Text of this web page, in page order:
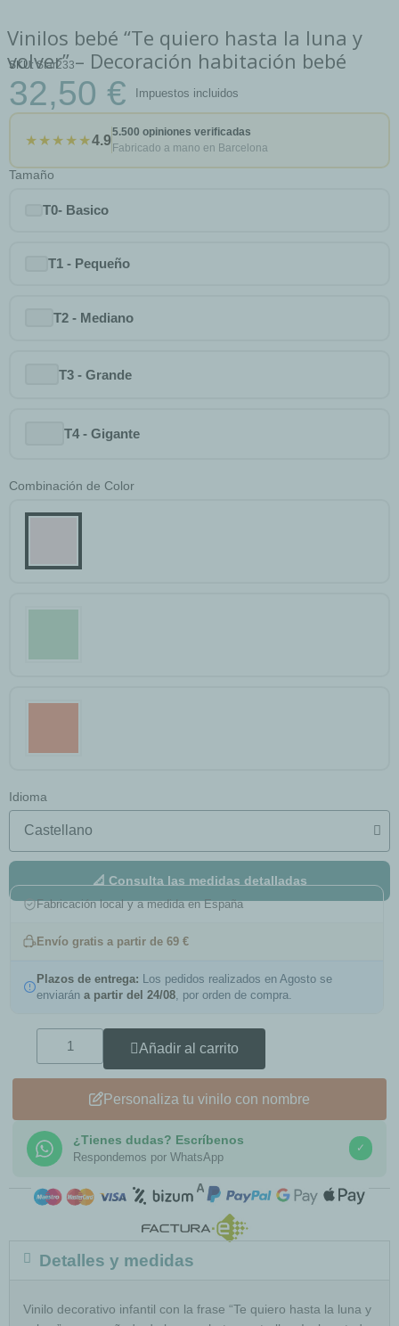
Vinilos bebé “Te quiero hasta la luna y
volver” – Decoración habitación bebé
SKU Star233
32,50 € Impuestos incluidos
★★★★★4.9
5.500 opiniones verificadas
Fabricado a mano en Barcelona
Tamaño
T0- Basico
T1 - Pequeño
T2 - Mediano
T3 - Grande
T4 - Gigante
Combinación de Color
Idioma
📐 Consulta las medidas detalladas
Fabricación local y a medida en España
Envío gratis a partir de 69 €
Plazos de entrega: Los pedidos realizados en Agosto se
enviarán a partir del 24/08 , por orden de compra.
Añadir al carrito
Personaliza tu vinilo con nombre
¿Tienes dudas? Escríbenos
Respondemos por WhatsApp
✓
COMPRA SEGURA
Detalles y medidas
Vinilo decorativo infantil con la frase “Te quiero hasta la luna y